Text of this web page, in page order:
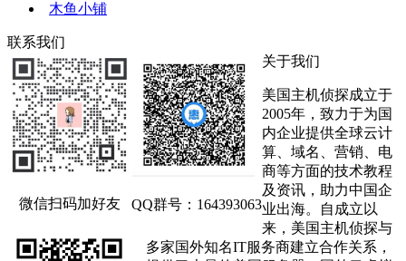
木鱼小铺
联系我们
微信扫码加好友 QQ群号：164393063
关于我们
美国主机侦探成立于
2005年，致力于为国
内企业提供全球云计
算、域名、营销、电
商等方面的技术教程
及资讯，助力中国企
业出海。自成立以
来，美国主机侦探与
多家国外知名IT服务商建立合作关系，